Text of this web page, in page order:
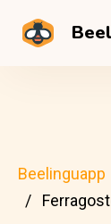
Beelinguapp